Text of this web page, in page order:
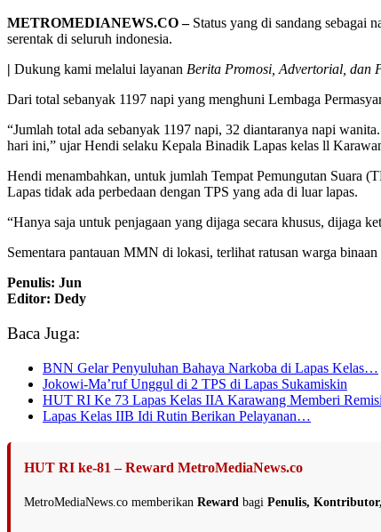
METROMEDIANEWS.CO –Status yang di sandang sebagai
serentak di seluruh indonesia.
| Dukung kami melalui layanan Berita Promosi, Advertorial, dan
Dari total sebanyak 1197 napi yang menghuni Lembaga
“Jumlah total ada sebanyak 1197 napi, 32 diantaranya napi
hari ini,” ujar Hendi selaku Kepala Binadik Lapas kelas ll
Hendi menambahkan, untuk jumlah Tempat Pemungutan Suara
Lapas tidak ada perbedaan dengan TPS yang ada di luar lapas.
“Hanya saja untuk penjagaan yang dijaga secara khusus, dijaga
Sementara pantauan MMN di lokasi, terlihat ratusan warga
Penulis: Jun
Editor: Dedy
Baca Juga:
BNN Gelar Penyuluhan Bahaya Narkoba di Lapas Kelas…
Jokowi-Ma’ruf Unggul di 2 TPS di Lapas Sukamiskin
HUT RI Ke 73 Lapas Kelas IIA Karawang Memberi
Lapas Kelas IIB Idi Rutin Berikan Pelayanan…
HUT RI ke-81 – Reward MetroMediaNews.co
MetroMediaNews.co memberikan Reward bagi Penulis,